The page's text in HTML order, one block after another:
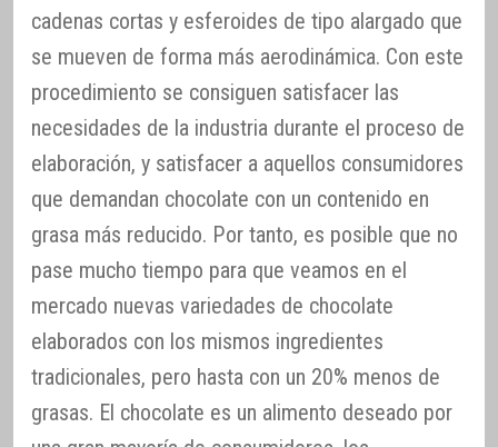
cadenas cortas y esferoides de tipo alargado que
se mueven de forma más aerodinámica. Con este
procedimiento se consiguen satisfacer las
necesidades de la industria durante el proceso de
elaboración, y satisfacer a aquellos consumidores
que demandan chocolate con un contenido en
grasa más reducido. Por tanto, es posible que no
pase mucho tiempo para que veamos en el
mercado nuevas variedades de chocolate
elaborados con los mismos ingredientes
tradicionales, pero hasta con un 20% menos de
grasas. El chocolate es un alimento deseado por